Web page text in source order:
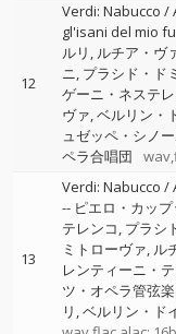
12
Verdi: Nabucco /
gl'isani del mio
ルリ ルチア・ヴ
ニ プラシド・ド
ゲーニ・ネステ
ヴァ ベルリン・
ュゼッペ・シノ
ペラ合唱団
13
Verdi: Nabucco /
-- ピエロ・カップ
テレンコ プラシ
ミトローヴァ ル
レンティーニ・
ツ・オペラ管弦
リ ベルリン・ド